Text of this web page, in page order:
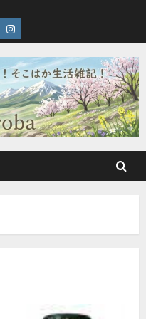
Instagram